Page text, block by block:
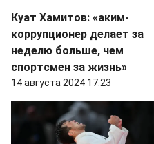
Куат Хамитов: «аким-
коррупционер делает за
неделю больше, чем
спортсмен за жизнь»
14 августа 2024 17:23